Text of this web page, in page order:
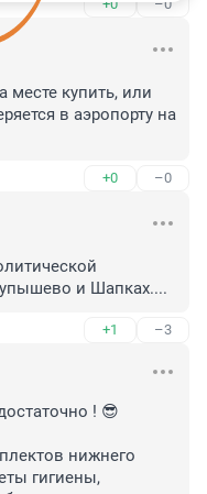
+0 –0
купить, или
в аэропорту на
+0 –0
и Шапках....
+1 –3
! 😎
нижнего
гигиены,